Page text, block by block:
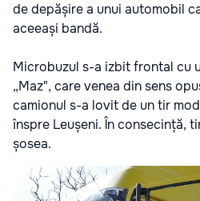
de depășire a unui automobil
aceeași bandă.
Microbuzul s-a izbit frontal cu
„Maz", care venea din sens
camionul s-a lovit de un tir
înspre Leușeni. În consecință,
șosea.